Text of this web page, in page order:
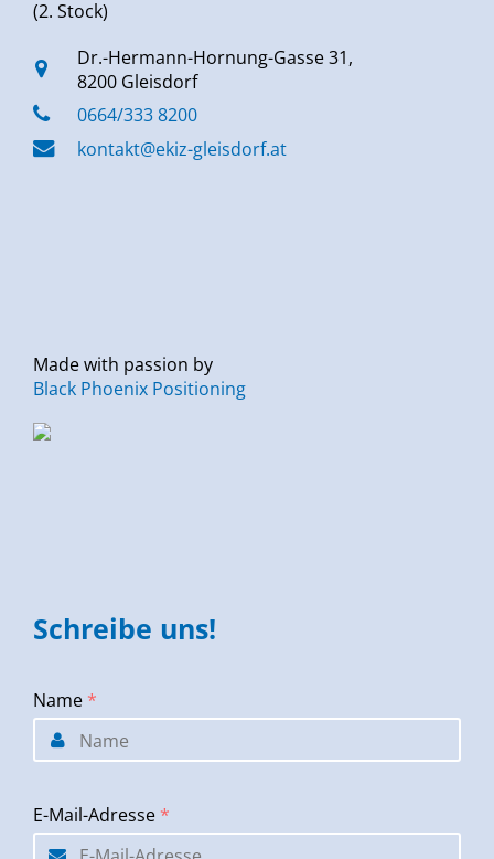
(2. Stock)
Dr.-Hermann-Hornung-Gasse 31,
8200 Gleisdorf
0664/333 8200
kontakt@ekiz-gleisdorf.at
Made with passion by
Black Phoenix Positioning
Schreibe uns!
Name *
E-Mail-Adresse *